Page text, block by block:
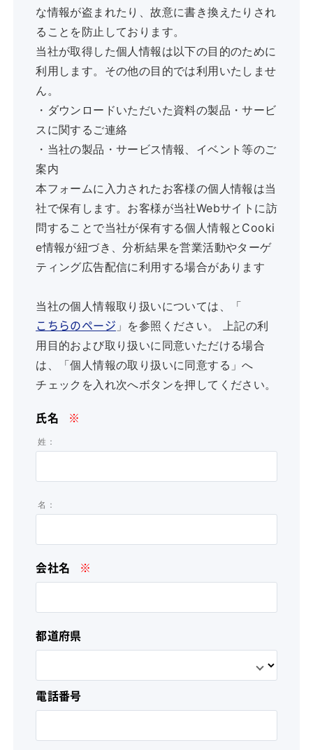
な情報が盗まれたり、故意に書き換えたりされ
ることを防止しております。
当社が取得した個人情報は以下の目的のために
利用します。その他の目的では利用いたしませ
ん。
・ダウンロードいただいた資料の製品・サービ
スに関するご連絡
・当社の製品・サービス情報、イベント等のご
案内
本フォームに入力されたお客様の個人情報は当
社で保有します。お客様が当社Webサイトに訪
問することで当社が保有する個人情報とCooki
e情報が紐づき、分析結果を営業活動やターゲ
ティング広告配信に利用する場合があります
当社の個人情報取り扱いについては、「
こちらのページ 」を参照ください。 上記の利
用目的および取り扱いに同意いただける場合
は、「個人情報の取り扱いに同意する」へ
チェックを入れ次へボタンを押してください。
氏名 ※
姓：
名：
会社名 ※
都道府県
電話番号